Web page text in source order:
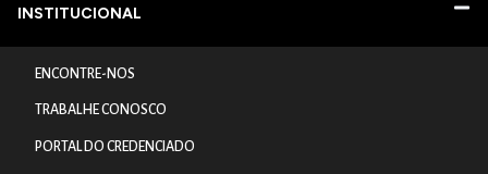
INSTITUCIONAL
ENCONTRE-NOS
TRABALHE CONOSCO
PORTAL DO CREDENCIADO